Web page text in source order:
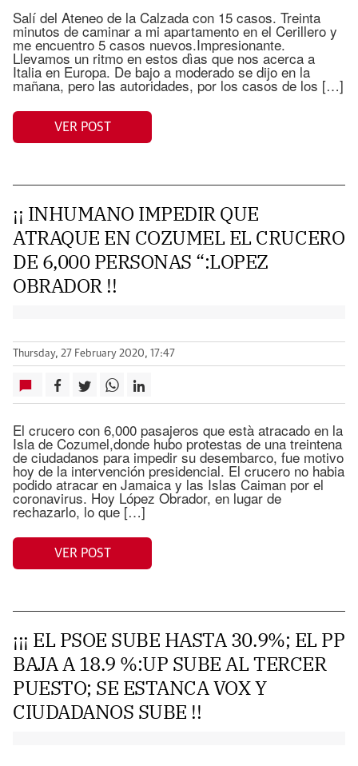
Salí del Ateneo de la Calzada con 15 casos. Treinta
minutos de caminar a mi apartamento en el Cerillero y
me encuentro 5 casos nuevos.Impresionante.
Llevamos un ritmo en estos dìas que nos acerca a
Italia en Europa. De bajo a moderado se dijo en la
mañana, pero las autoridades, por los casos de los […]
VER POST
¡¡ INHUMANO IMPEDIR QUE
ATRAQUE EN COZUMEL EL CRUCERO
DE 6,000 PERSONAS “:LOPEZ
OBRADOR !!
Thursday, 27 February 2020, 17:47
El crucero con 6,000 pasajeros que està atracado en la
Isla de Cozumel,donde hubo protestas de una treintena
de ciudadanos para impedir su desembarco, fue motivo
hoy de la intervención presidencial. El crucero no habia
podido atracar en Jamaica y las Islas Caiman por el
coronavirus. Hoy López Obrador, en lugar de
rechazarlo, lo que […]
VER POST
¡¡¡ EL PSOE SUBE HASTA 30.9%; EL PP
BAJA A 18.9 %:UP SUBE AL TERCER
PUESTO; SE ESTANCA VOX Y
CIUDADANOS SUBE !!